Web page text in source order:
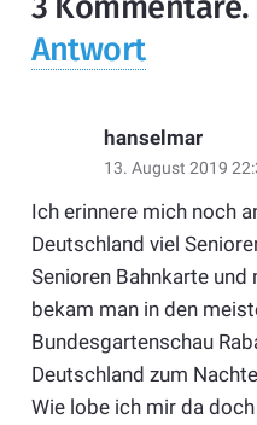
Antwort
hanselmar
13. August 2019
Ich erinnere mich noch
Deutschland viel
Senioren Bahnkarte
bekam man in den
Bundesgartenschau
Deutschland zum
Wie lobe ich mir da